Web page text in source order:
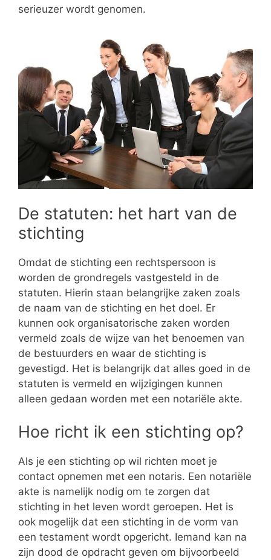
serieuzer wordt genomen.
De statuten: het hart van de
stichting
Omdat de stichting een rechtspersoon is
worden de grondregels vastgesteld in de
statuten. Hierin staan belangrijke zaken zoals
de naam van de stichting en het doel. Er
kunnen ook organisatorische zaken worden
vermeld zoals de wijze van het benoemen van
de bestuurders en waar de stichting is
gevestigd. Het is belangrijk dat alles goed in de
statuten is vermeld en wijzigingen kunnen
alleen gedaan worden met een notariële akte.
Hoe richt ik een stichting op?
Als je een stichting op wil richten moet je
contact opnemen met een notaris. Een notariële
akte is namelijk nodig om te zorgen dat
stichting in het leven wordt geroepen. Het is
ook mogelijk dat een stichting in de vorm van
een testament wordt opgericht. Iemand kan na
zijn dood de opdracht geven om bijvoorbeeld